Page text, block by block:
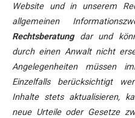
Website und in unserem
allgemeinen
Rechtsberatungdar und
durch einen Anwalt nicht
Angelegenheiten müssen
Einzelfalls berücksichtigt
Inhalte stets aktualisieren,
neue Urteile oder Gesetze